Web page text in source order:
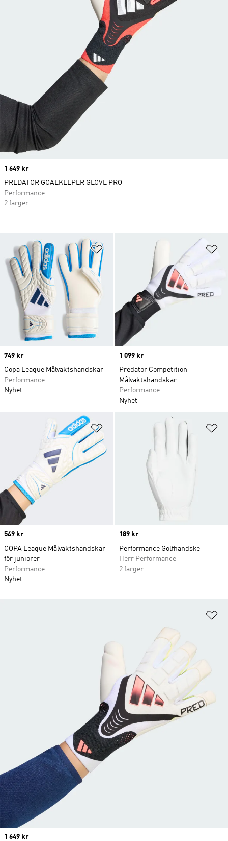
Lägg till på önskelistan
Price
749 kr
Copa League Målvaktshandskar
Performance
Nyhet
Price
1 099 kr
Predator Competition
Målvaktshandskar
Performance
Nyhet
Lägg till på önskelistan
Price
549 kr
COPA League Målvaktshandskar
för juniorer
Performance
Nyhet
Price
189 kr
Performance Golfhandske
Herr Performance
2 färger
Price
1 649 kr
Price
1 649 kr
PREDATOR GOALKEEPER GLOVE PRO
Performance
2 färger